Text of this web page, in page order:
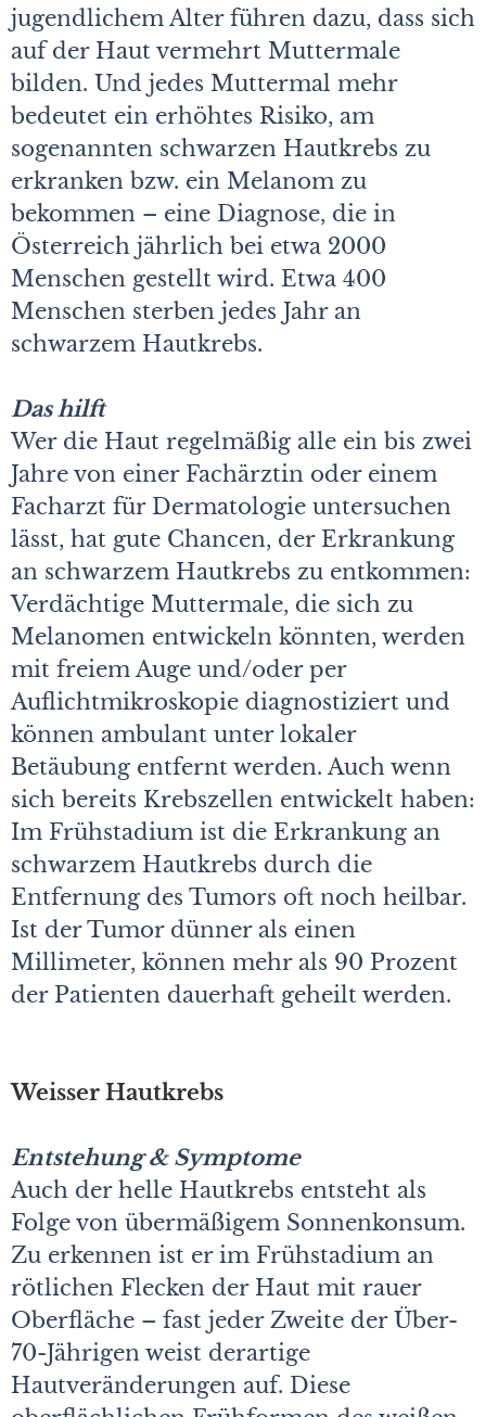
jugendlichem Alter führen dazu, dass sich
auf der Haut vermehrt Muttermale
bilden. Und jedes Muttermal mehr
bedeutet ein erhöhtes Risiko, am
sogenannten schwarzen Hautkrebs zu
erkranken bzw. ein Melanom zu
bekommen – eine Diagnose, die in
Österreich jährlich bei etwa 2000
Menschen gestellt wird. Etwa 400
Menschen sterben jedes Jahr an
schwarzem Hautkrebs.
Das hilft
Wer die Haut regelmäßig alle ein bis zwei
Jahre von einer Fachärztin oder einem
Facharzt für Dermatologie untersuchen
lässt, hat gute Chancen, der Erkrankung
an schwarzem Hautkrebs zu entkommen:
Verdächtige Muttermale, die sich zu
Melanomen entwickeln könnten, werden
mit freiem Auge und/oder per
Auflichtmikroskopie diagnostiziert und
können ambulant unter lokaler
Betäubung entfernt werden. Auch wenn
sich bereits Krebszellen entwickelt haben:
Im Frühstadium ist die Erkrankung an
schwarzem Hautkrebs durch die
Entfernung des Tumors oft noch heilbar.
Ist der Tumor dünner als einen
Millimeter, können mehr als 90 Prozent
der Patienten dauerhaft geheilt werden.
Weisser Hautkrebs
Entstehung & Symptome
Auch der helle Hautkrebs entsteht als
Folge von übermäßigem Sonnenkonsum.
Zu erkennen ist er im Frühstadium an
rötlichen Flecken der Haut mit rauer
Oberfläche – fast jeder Zweite der Über-
70-Jährigen weist derartige
Hautveränderungen auf. Diese